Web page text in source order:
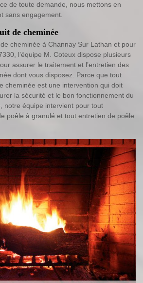
de toute demande, nous mettons en
sans engagement.
de cheminée
cheminée à Channay Sur Lathan et pour
l’équipe M. Coteux dispose plusieurs
assurer le traitement et l’entretien des
dont vous disposez. Parce que tout
cheminée est une intervention qui doit
la sécurité et le bon fonctionnement du
notre équipe intervient pour tout
poêle à granulé et tout entretien de poêle